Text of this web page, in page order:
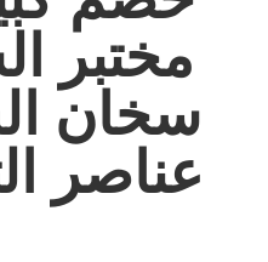
مختبر
سخان
عناصر